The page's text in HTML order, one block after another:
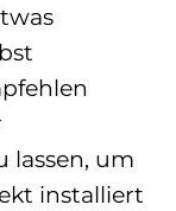
lassen, um
installiert